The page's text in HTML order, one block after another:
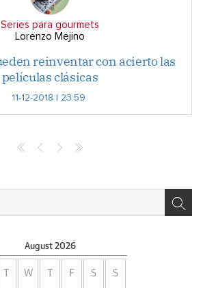
Series para gourmets
Lorenzo Mejino
reinventar con acierto las
películas clásicas
11-12-2018 | 23:59
August 2026
W F S S